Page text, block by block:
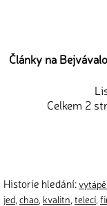
Články na
Celkem 2
Historie hledání:
jed chao kvalitn telecí